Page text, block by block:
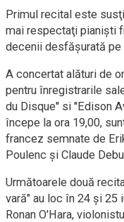
Primul recital este
mai respectaţi pianiști
decenii desfășurată
A concertat alături de
pentru înregistrarile
du Disque'' si ''Edison
începe la ora 19,00,
francez semnate de
Poulenc şi Claude
Următoarele două
vară" au loc în 24 şi 25
Ronan O'Hara,